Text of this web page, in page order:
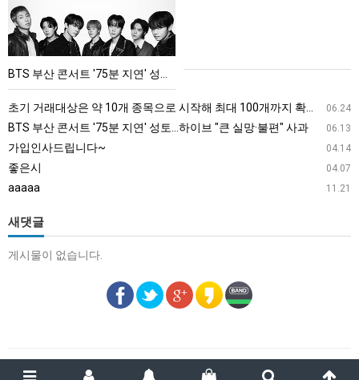
서
트
'75
분
브
"큰
실
사
BTS 부산 콘서트 '75분 지연' 성토…하이브 "큰 실망·불편" 사과
06.24
초기 거래대상은 약 10개 종목으로 시작해 최대 100개까지 확대할 방침이다. 구체적인 거래 대상 ETF는 아직 확정되지 않았지만, 시장 대표성이나 거래량을 고려해 선정할 계획이다.
06.13
BTS 부산 콘서트 '75분 지연' 성토…하이브 "큰 실망·불편" 사과
04.14
가입인사드립니다~
04.07
좋은시
11.21
aaaaa
새댓글
게시물이 없습니다.